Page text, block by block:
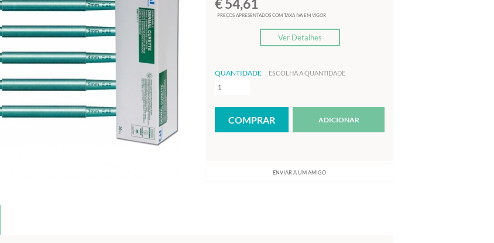
€ 54,61
PREÇOS APRESENTADOS COM TAXA IVA EM VIGOR
Ver Detalhes
QUANTIDADE ESCOLHA A QUANTIDADE
ADICIONAR
ENVIAR A UM AMIGO